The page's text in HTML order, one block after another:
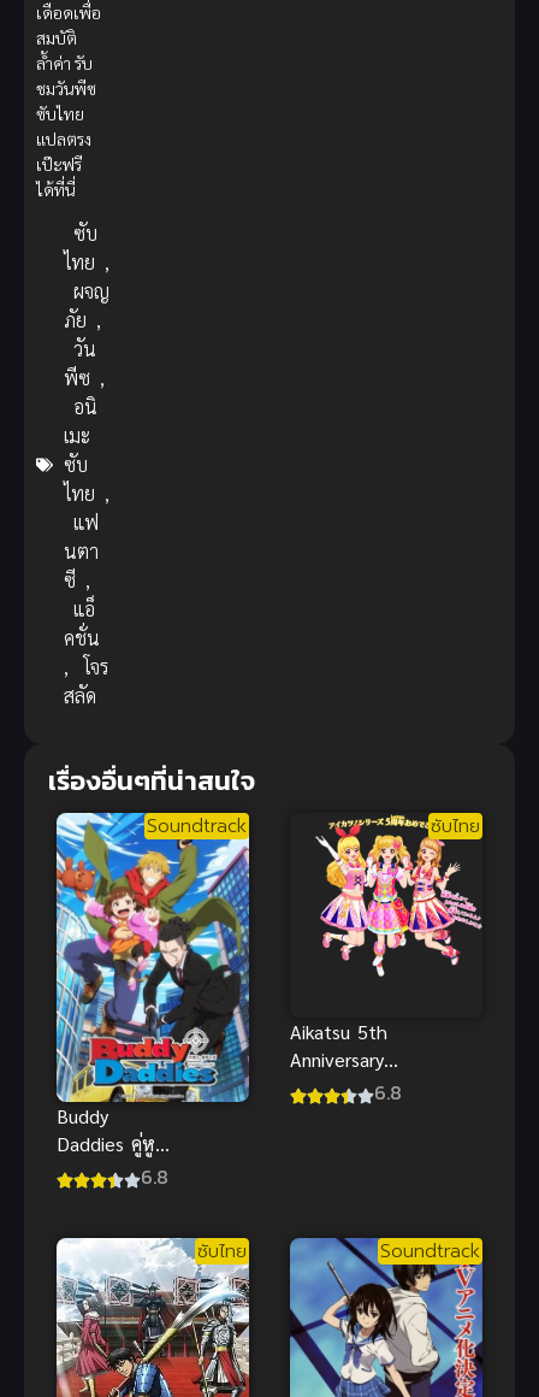
เดือดเพื่อ
สมบัติ
ล้ำค่า รับ
ชมวันพีซ
ซับไทย
แปลตรง
เป๊ะฟรี
ได้ที่นี่
ซับ
ไทย ,
ผจญ
ภัย ,
วัน
พีซ ,
อนิ
เมะ
ซับ
ไทย ,
แฟ
นตา
ซี ,
แอ็
คชั่น
,
โจร
สลัด
เรื่องอื่นๆที่น่าสนใจ
Soundtrack
Buddy
Daddies คู่หู
คุณพ่อยอดนัก
6.8
ซับไทย
Aikatsu 5th
Anniversary
Special ซับ6.8
ซับไทย Soundtrack